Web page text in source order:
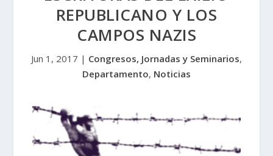
REPUBLICANO Y LOS
CAMPOS NAZIS
Jun 1, 2017 | Congresos, Jornadas y Seminarios,
Departamento, Noticias